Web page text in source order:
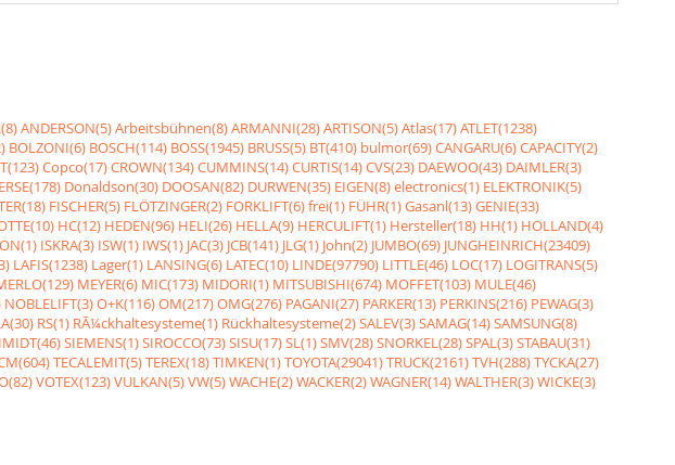
ANDERSON(5)Arbeitsbühnen(8)ARMANNI(28)ARTISON(5)Atlas(17)ATLET(1238)
BOLZONI(6) BOSCH(114) BOSS(1945) BRUSS(5) BT(410) bulmor(69)CANGARU(6)CAPACITY(2)
Copco(17)CROWN(134)CUMMINS(14)CURTIS(14)CVS(23) DAEWOO(43) DAIMLER(3)
Donaldson(30) DOOSAN(82) DURWEN(35) EIGEN(8)electronics(1) ELEKTRONIK(5)
FISCHER(5) FLÖTZINGER(2) FORKLIFT(6)frei(1) FÜHR(1)Gasanl(13)GENIE(33)
HC(12) HEDEN(96) HELI(26) HELLA(9) HERCULIFT(1) Hersteller(18) HH(1) HOLLAND(4)
ISKRA(3) ISW(1) IWS(1) JAC(3) JCB(141) JLG(1) John(2) JUMBO(69) JUNGHEINRICH(23409)
LAFIS(1238) Lager(1) LANSING(6) LATEC(10) LINDE(97790) LITTLE(46) LOC(17) LOGITRANS(5)
MEYER(6) MIC(173) MIDORI(1) MITSUBISHI(674) MOFFET(103) MULE(46)
NOBLELIFT(3)O+K(116)OM(217)OMG(276) PAGANI(27) PARKER(13) PERKINS(216) PEWAG(3)
RS(1) RÃ¼ckhaltesysteme(1) Rückhaltesysteme(2)SALEV(3)SAMAG(14)SAMSUNG(8)
SIEMENS(1)SIROCCO(73)SISU(17)SL(1)SMV(28)SNORKEL(28)SPAL(3)STABAU(31)
TECALEMIT(5)TEREX(18)TIMKEN(1)TOYOTA(29041)TRUCK(2161)TVH(288)TYCKA(27)
VOTEX(123)VULKAN(5)VW(5)WACHE(2)WACKER(2)WAGNER(14)WALTHER(3)WICKE(3)